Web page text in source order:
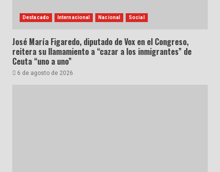
Destacado Internacional Nacional Social
José María Figaredo, diputado de Vox en el Congreso,
reitera su llamamiento a “cazar a los inmigrantes” de
Ceuta “uno a uno”
6 de agosto de 2026